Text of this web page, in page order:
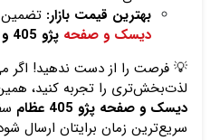
بهترین قیمت بازار: تضمین
دیسک و صفحه پژو 405 و پارس عظام پلاس
💡 فرصت را از دست ندهید! اگر
لذت‌بخش‌تری را تجربه کنید،
دیسک و صفحه پژو 405 عظام
سریع‌ترین زمان برایتان ارسال